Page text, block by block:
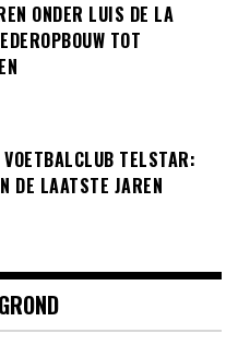
ONDER LUIS DE LA
TOT
TELSTAR:
DE LAATSTE JAREN